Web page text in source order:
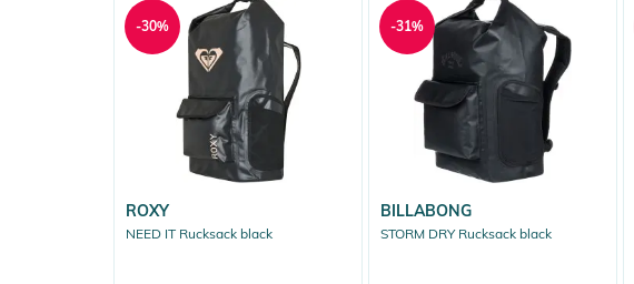
ROXY
NEED IT Rucksack black
-30%
BILLABONG
STORM DRY Rucksack black
-31%